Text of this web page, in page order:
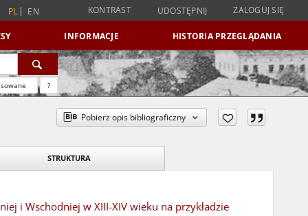
PL EN KONTRAST UDOSTĘPNIJ ZALOGUJ SIĘ
INFORMACJE HISTORIA PRZEGLĄDANIA
?
Pobierz opis bibliograficzny
STRUKTURA
i Wschodniej w XIII-XIV wieku na przykładzie